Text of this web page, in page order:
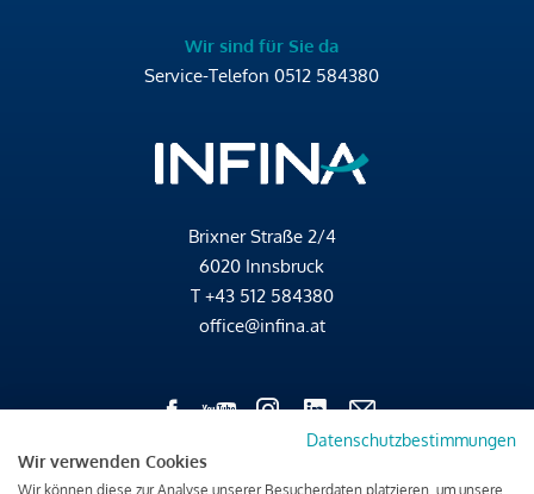
Wir sind für Sie da
Service-Telefon 0512 584380
Brixner Straße 2/4
6020 Innsbruck
T +43 512 584380
office@infina.at
Impressum
Datenschutzbestimmungen
Wir verwenden Cookies
Wir können diese zur Analyse unserer Besucherdaten platzieren, um unsere